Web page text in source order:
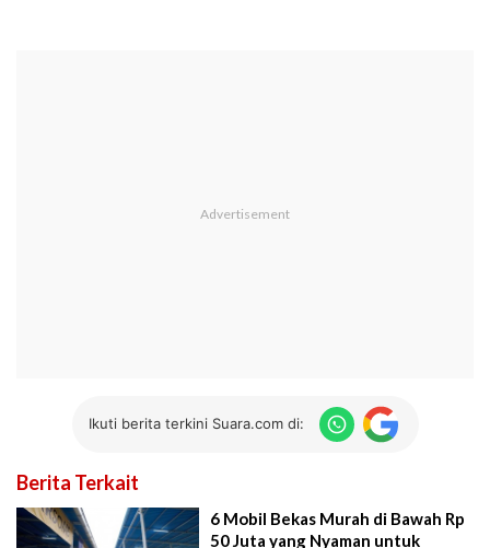
Ikuti berita terkini Suara.com di:
Berita Terkait
6 Mobil Bekas Murah di Bawah Rp
50 Juta yang Nyaman untuk